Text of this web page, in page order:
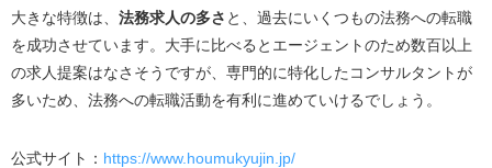
大きな特徴は、 法務求人の多さ と、過去にいくつもの法務への転職
を成功させています。大手に比べるとエージェントのため数百以上
の求人提案はなさそうですが、専門的に特化したコンサルタントが
多いため、法務への転職活動を有利に進めていけるでしょう。
公式サイト： https://www.houmukyujin.jp/